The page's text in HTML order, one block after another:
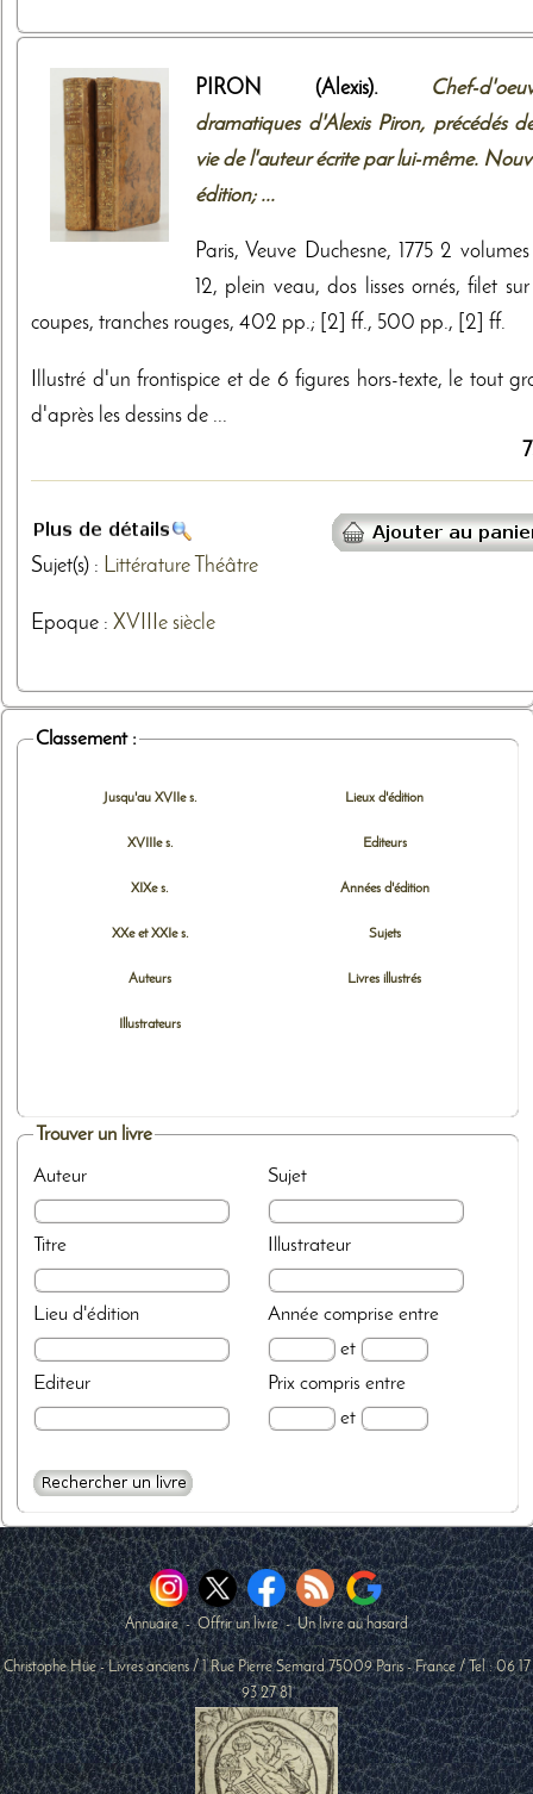
PIRON (Alexis).
Chef-
dramatiques d'Alexis Piron, précédés
vie de l'auteur écrite par lui-même.
édition; ...
Paris, Veuve Duchesne, 1775 2
12, plein veau, dos lisses ornés, filet sur
coupes, tranches rouges, 402 pp.; [2] ff., 500 pp., [2] ff.
Illustré d'un frontispice et de 6 figures hors-texte, le tout
d'après les dessins de ...
Sujet(s) : Littérature Théâtre
Epoque : XVIIIe siècle
Classement :
Jusqu'au XVIIe s.
XVIIIe s.
XIXe s.
XXe et XXIe s.
Auteurs
Illustrateurs
Lieux d'édition
Editeurs
Années d'édition
Sujets
Livres illustrés
Trouver un livre
Auteur
Titre
Lieu d'édition
Editeur
Sujet
Illustrateur
Annéecomprise entre
et
Prixcompris entre
et
Annuaire-Offrir un livre-Un livre au hasard
Christophe Hüe - Livres anciens /1 Rue Pierre Semard 75009 Paris-France / Tel :06 17
93 27 81